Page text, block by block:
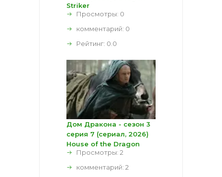
Striker
Просмотры: 0
комментарий: 0
Рейтинг: 0.0
Дом Дракона - сезон 3
серия 7 (сериал, 2026)
House of the Dragon
Просмотры: 2
комментарий: 2